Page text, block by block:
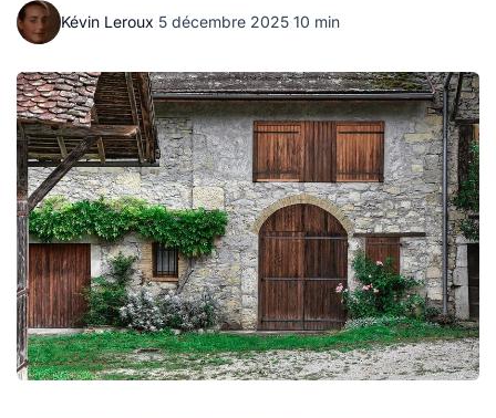
Kévin Leroux·5 décembre 2025·10 min